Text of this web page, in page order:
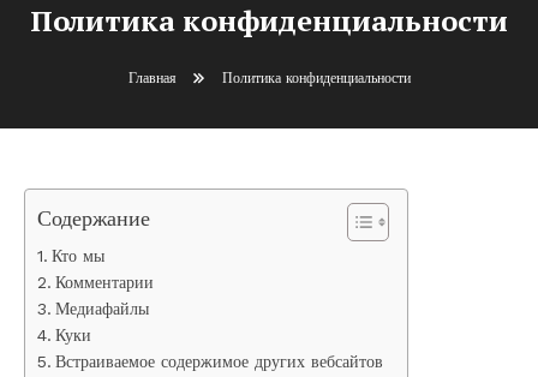
Политика конфиденциальности
Главная Политика конфиденциальности
Содержание
Кто мы
Комментарии
Медиафайлы
Куки
Встраиваемое содержимое других вебсайтов